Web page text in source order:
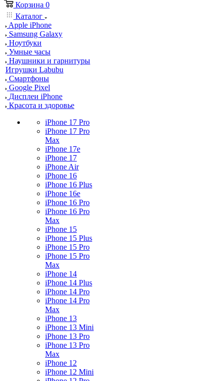
Корзина 0
Каталог
Apple iPhone
Samsung Galaxy
Ноутбуки
Умные часы
Наушники и гарнитуры
Игрушки Labubu
Смартфоны
Google Pixel
Дисплеи iPhone
Красота и здоровье
iPhone 17 Pro
iPhone 17 Pro
Max
iPhone 17e
iPhone 17
iPhone Air
iPhone 16
iPhone 16 Plus
iPhone 16e
iPhone 16 Pro
iPhone 16 Pro
Max
iPhone 15
iPhone 15 Plus
iPhone 15 Pro
iPhone 15 Pro
Max
iPhone 14
iPhone 14 Plus
iPhone 14 Pro
iPhone 14 Pro
Max
iPhone 13
iPhone 13 Mini
iPhone 13 Pro
iPhone 13 Pro
Max
iPhone 12
iPhone 12 Mini